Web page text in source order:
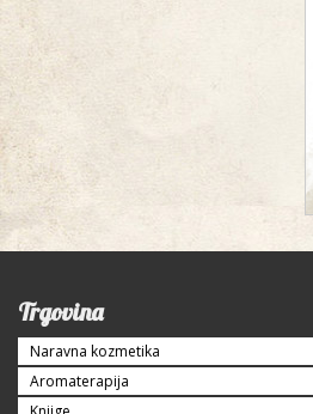
Trgovina
Naravna kozmetika
Aromaterapija